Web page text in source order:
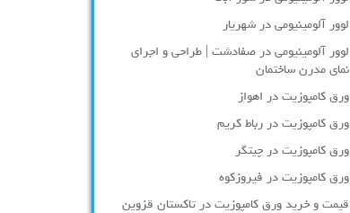
لوور آلومينيومي در شهريار
لوور آلومینیومی در صفادشت | طراحی و اجرای
نمای مدرن ساختمان
ورق کامپوزیت در اهواز
ورق کامپوزیت در رباط کریم
ورق کامپوزیت در چیتگر
ورق کامپوزیت در فیروزکوه
قیمت و خرید ورق کامپوزیت در تاکستان قزوین